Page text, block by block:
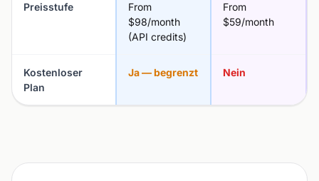
Preisstufe
From
$98/month
(API credits)
From
$59/month
Kostenloser
Plan
Ja — begrenzt Nein